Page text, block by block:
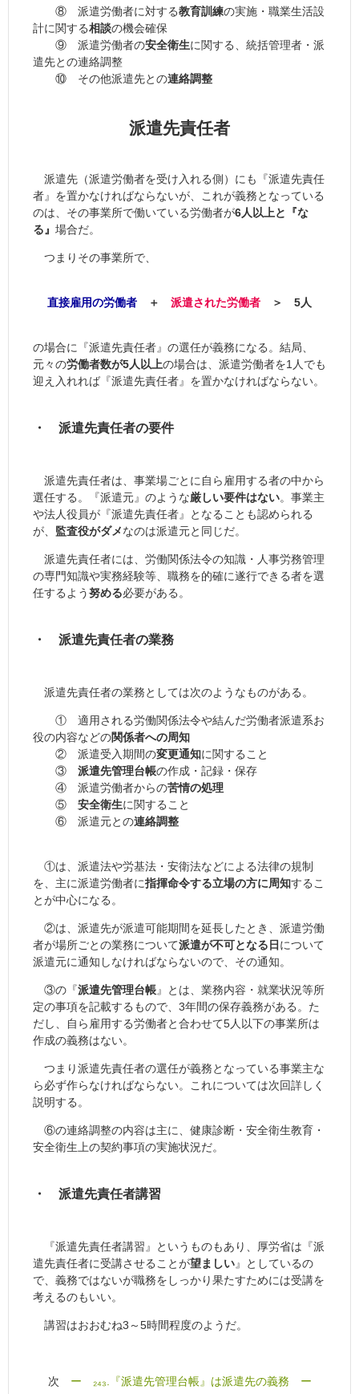
⑧ 派遣労働者に対する教育訓練の実施・職業生活設
計に関する相談の機会確保
⑨ 派遣労働者の安全衛生に関する、統括管理者・派
遣先との連絡調整
⑩ その他派遣先との連絡調整
派遣先責任者
派遣先（派遣労働者を受け入れる側）にも『派遣先責任
者』を置かなければならないが、これが義務となっている
のは、その事業所で働いている労働者が6人以上と『な
る』 場合だ。
つまりその事業所で、
直接雇用の労働者 ＋ 派遣された労働者 ＞ 5人
の場合に『派遣先責任者』の選任が義務になる。結局、
元々の労働者数が5人以上の場合は、派遣労働者を1人でも
迎え入れれば『派遣先責任者』を置かなければならない。
・ 派遣先責任者の要件
派遣先責任者は、事業場ごとに自ら雇用する者の中から
選任する。『派遣元』のような厳しい要件はない。事業主
や法人役員が『派遣先責任者』となることも認められる
が、 監査役がダメなのは派遣元と同じだ。
派遣先責任者には、労働関係法令の知識・人事労務管理
の専門知識や実務経験等、職務を的確に遂行できる者を選
任するよう努める必要がある。
・ 派遣先責任者の業務
派遣先責任者の業務としては次のようなものがある。
① 適用される労働関係法令や結んだ労働者派遣系お
役の内容などの関係者への周知
② 派遣受入期間の変更通知に関すること
③ 派遣先管理台帳の作成・記録・保存
④ 派遣労働者からの苦情の処理
⑤ 安全衛生に関すること
⑥ 派遣元との連絡調整
①は、派遣法や労基法・安衛法などによる法律の規制
を、主に派遣労働者に指揮命令する立場の方に周知するこ
とが中心になる。
②は、派遣先が派遣可能期間を延長したとき、派遣労働
者が場所ごとの業務について派遣が不可となる日 について
派遣元に通知しなければならないので、その通知。
③の『派遣先管理台帳』とは、業務内容・就業状況等所
定の事項を記載するもので、3年間の保存義務がある。た
だし、自ら雇用する労働者と合わせて5人以下の事業所は
作成の義務はない。
つまり派遣先責任者の選任が義務となっている事業主な
ら必ず作らなければならない。これについては次回詳しく
説明する。
⑥の連絡調整の内容は主に、健康診断・安全衛生教育・
安全衛生上の契約事項の実施状況だ。
・ 派遣先責任者講習
『派遣先責任者講習』というものもあり、厚労省は『派
遣先責任者に受講させることが望ましい』としているの
で、義務ではないが職務をしっかり果たすためには受講を
考えるのもいい。
講習はおおむね3～5時間程度のようだ。
次 ー ₂₄₃.『派遣先管理台帳』は派遣先の義務 ー